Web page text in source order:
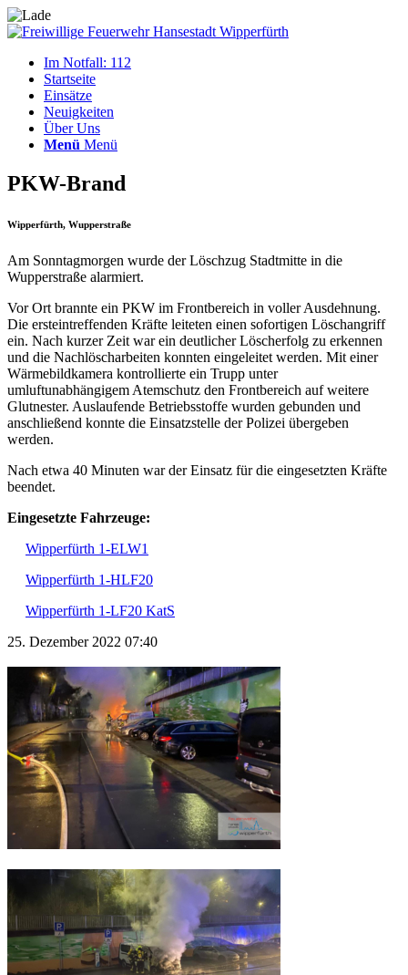
Im Notfall: 112
Startseite
Einsätze
Neuigkeiten
Über Uns
Menü Menü
PKW-Brand
Wipperfürth, Wupperstraße
Am Sonntagmorgen wurde der Löschzug Stadtmitte in die
Wupperstraße alarmiert.
Vor Ort brannte ein PKW im Frontbereich in voller Ausdehnung.
Die ersteintreffenden Kräfte leiteten einen sofortigen Löschangriff
ein. Nach kurzer Zeit war ein deutlicher Löscherfolg zu erkennen
und die Nachlöscharbeiten konnten eingeleitet werden. Mit einer
Wärmebildkamera kontrollierte ein Trupp unter
umluftunabhängigem Atemschutz den Frontbereich auf weitere
Glutnester. Auslaufende Betriebsstoffe wurden gebunden und
anschließend konnte die Einsatzstelle der Polizei übergeben
werden.
Nach etwa 40 Minuten war der Einsatz für die eingesetzten Kräfte
beendet.
Eingesetzte Fahrzeuge:
Wipperfürth 1-ELW1
Wipperfürth 1-HLF20
Wipperfürth 1-LF20 KatS
25. Dezember 2022 07:40